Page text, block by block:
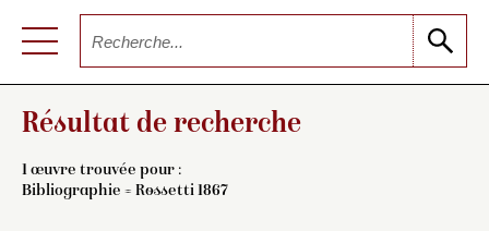
Résultat de recherche
1 œuvre trouvée pour :
Bibliographie = Rossetti 1867